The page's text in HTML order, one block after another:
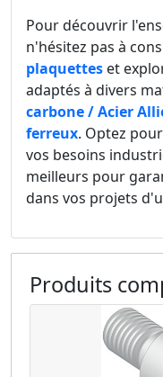
Pour découvrir
n'hésitez pas à
plaquettes et
adaptés à divers
carbone / Acier
ferreux. Optez
vos besoins
meilleurs pour
dans vos projets
Produits